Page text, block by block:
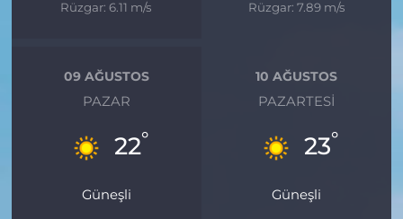
Rüzgar: 6.11 m/s
Rüzgar: 7.89 m/s
09 AĞUSTOS
PAZAR
22°
Güneşli
10 AĞUSTOS
PAZARTESI
23°
Güneşli